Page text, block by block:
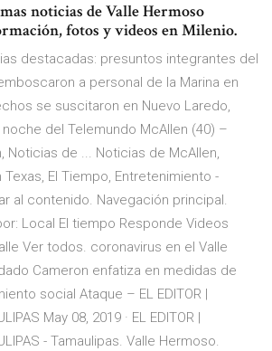
noticias de Valle Hermoso
fotos y videos en Milenio.
destacadas: presuntos integrantes del
a personal de la Marina en
se suscitaron en Nuevo Laredo,
del Telemundo McAllen (40) –
Noticias de ... Noticias de McAllen,
El Tiempo, Entretenimiento -
al contenido. Navegación principal.
Local El tiempo Responde Videos
Ver todos. coronavirus en el Valle
Cameron enfatiza en medidas de
social Ataque – EL EDITOR |
May 08, 2019 · EL EDITOR |
- Tamaulipas. Valle Hermoso.